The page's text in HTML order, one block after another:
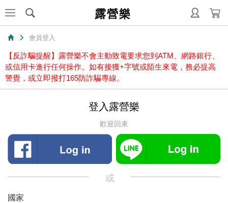
露營樂
會員登入
【反詐騙提醒】露營樂不會主動致電要求您到ATM、網路銀行、
或信用卡進行任何操作。如有接獲+字號或陌生來電，務必提高
警覺，或立即撥打165防詐騙專線。
登入露營樂
歡迎回來
或
國家